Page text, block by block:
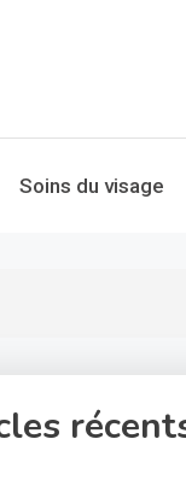
Soins du visage